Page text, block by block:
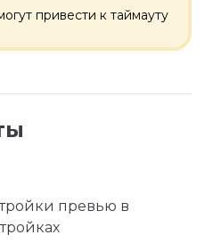
привести к таймауту
превью в